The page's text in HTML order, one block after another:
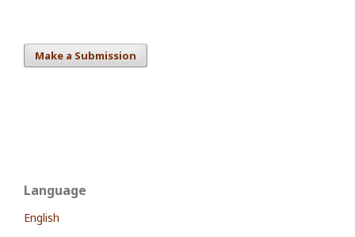
Make a Submission
Language
English